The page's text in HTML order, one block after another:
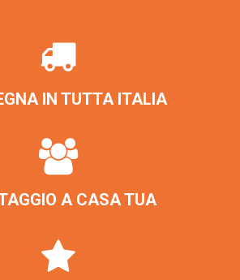
IN TUTTA ITALIA
A CASA TUA